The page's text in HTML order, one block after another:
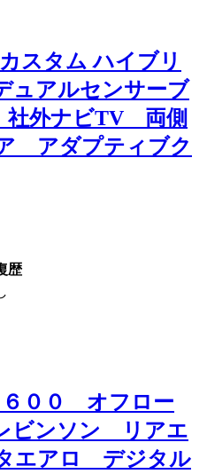
スタム ハイブリ
ュアルセンサーブ
外ナビTV 両側
アダプティブク
歴
６００ オフロー
ビンソン リアエ
エアロ デジタル